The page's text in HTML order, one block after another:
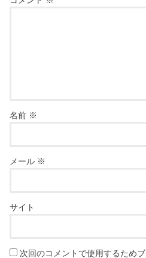
名前 ※
メール ※
サイト
次回のコメントで使用するため